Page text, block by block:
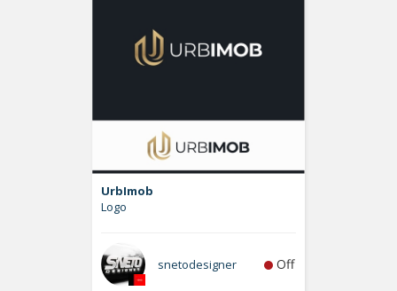
UrbImob
Logo
snetodesigner Off